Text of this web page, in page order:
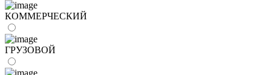
КОММЕРЧЕСКИЙ
ГРУЗОВОЙ